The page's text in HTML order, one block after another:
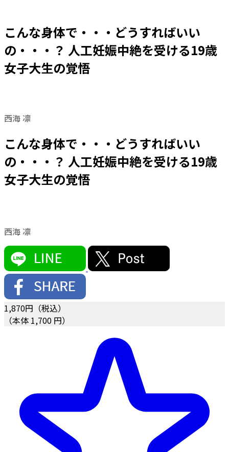
こんな身体で・・・どうすればいい
の・・・？ 人工妊娠中絶を受ける19歳
女子大生の覚悟
西海 凛
こんな身体で・・・どうすればいい
の・・・？ 人工妊娠中絶を受ける19歳
女子大生の覚悟
西海 凛
1,870円（税込）
（本体 1,700 円）